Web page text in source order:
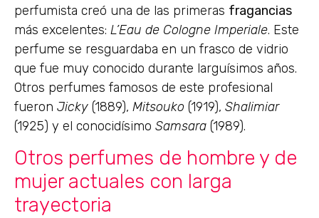
perfumista creó una de las primeras fragancias
más excelentes: L’Eau de Cologne Imperiale. Este
perfume se resguardaba en un frasco de vidrio
que fue muy conocido durante larguísimos años.
Otros perfumes famosos de este profesional
fueron Jicky (1889), Mitsouko (1919), Shalimiar
(1925) y el conocidísimo Samsara (1989).
Otros perfumes de hombre y de
mujer actuales con larga
trayectoria